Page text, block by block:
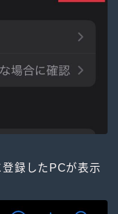
録したPCが表示